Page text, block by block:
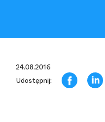
24.08.2016
Udostępnij: